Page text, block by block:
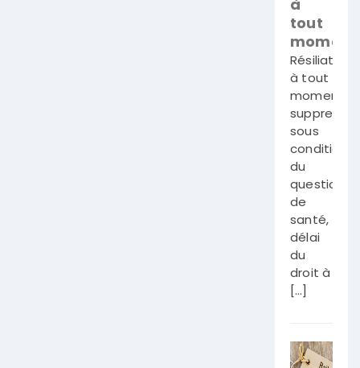
à
tout
moment
Résiliation
à tout
moment,
sous
conditions
du
de
santé,
délai
du
droit à
[…]